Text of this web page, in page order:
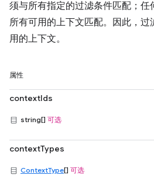
须与所有指定的过滤条件匹配；
所有可用的上下文匹配。因此，
用的上下文。
属性
contextIds
string[] 可选
contextTypes
ContextType[] 可选